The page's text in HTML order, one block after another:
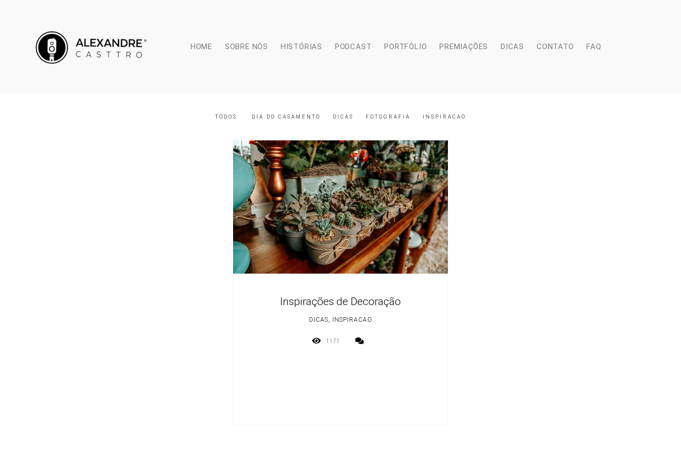
HOME SOBRE NÓS HISTÓRIAS PODCAST PORTFÓLIO PREMIAÇÕES DICAS CONTATO FAQ
TODOS DIA DO CASAMENTO DICAS FOTOGRAFIA INSPIRACAO
Inspirações de Decoração
DICAS, INSPIRACAO
1171